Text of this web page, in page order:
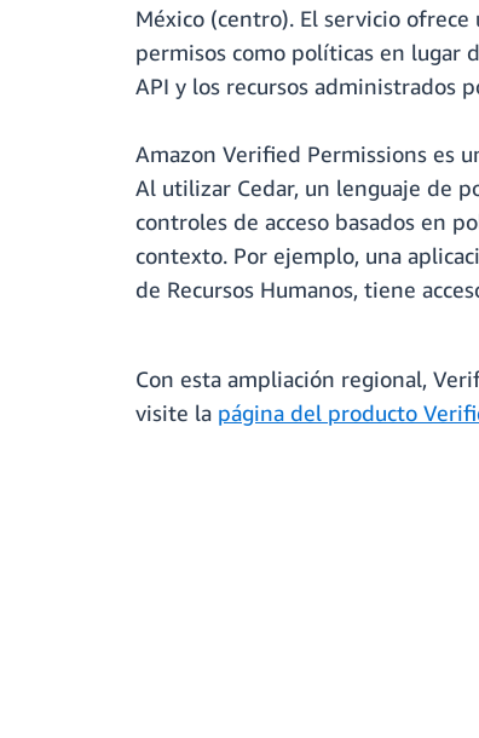
México (centro). El servicio
permisos como políticas en lugar
API y los recursos administrados
Amazon Verified Permissions es
Al utilizar Cedar, un lenguaje de
controles de acceso basados en
contexto. Por ejemplo, una
de Recursos Humanos, tiene
Con esta ampliación regional,
visite la página del producto